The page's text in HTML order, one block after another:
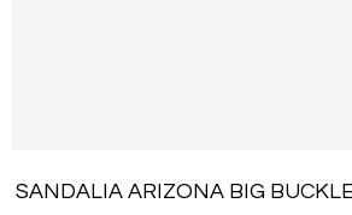
SANDALIA ARIZONA BIG